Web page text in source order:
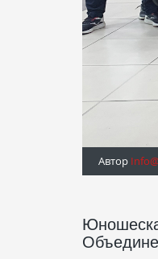
Автор